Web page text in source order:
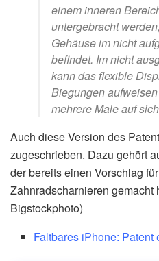
einem inneren
untergebracht
Gehäuse im nicht
befindet. Im nicht
kann das flexible
Biegungen
mehrere Male auf
Auch diese Version des
zugeschrieben. Dazu gehört
der bereits einen Vorschlag
Zahnradscharnieren gemacht
Bigstockphoto)
Faltbares iPhone: